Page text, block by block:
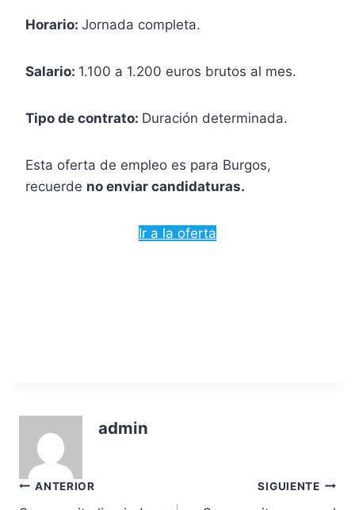
Horario: Jornada completa.
Salario: 1.100 a 1.200 euros brutos al mes.
Tipo de contrato: Duración determinada.
Esta oferta de empleo es para Burgos,
recuerde no enviar candidaturas.
Ir a la oferta
admin
Navegación
ANTERIOR SIGUIENTE